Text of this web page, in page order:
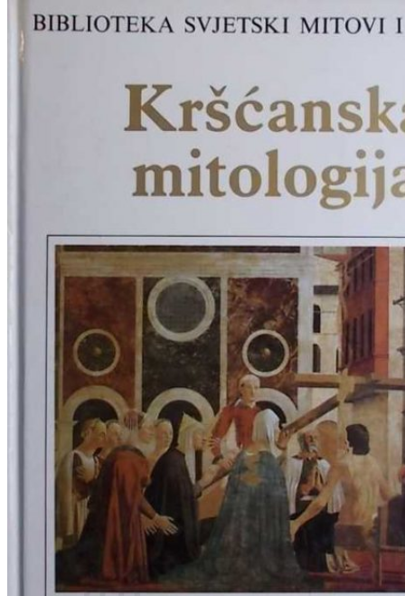
ETNOLOGIJA
FILOZOFIJA, SOCIOLOGIJA, ANTROPOLOGIJA
KAZALIŠTE, FILM
OD KNJIŽEVNOST
DO RELIGIJA
KNJIŽEVNOST
LIKOVNA UMJETNOST
LJEKOVITO BILJE I ZDRAVLJE
MITOLOGIJA
POVIJEST I PUBLICISTIKA
PRIRODNE ZNANOSTI
PSIHOLOGIJA, POPULARNA PSIHOLOGIJA,
RAZNO
RELIGIJA
DO ZEMLJOVIDA
RJEČNICI, GRAMATIKE, PRAVOPISI…
SPORT
STRIPOVI
TEHNIČKE ZNANOSTI
TEORIJA I POVIJEST KNJIŽEVNOSTI
ZAGREB
ZEMLJOVIDI
Otkup knjiga
O nama
Novosti
AKCIJA
Pretraži: